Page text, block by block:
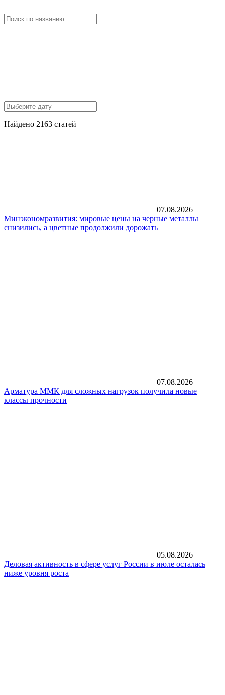
Найдено 2163 статей
07.08.2026
Минэкономразвития: мировые цены на черные металлы
снизились, а цветные продолжили дорожать
07.08.2026
Арматура ММК для сложных нагрузок получила новые
классы прочности
05.08.2026
Деловая активность в сфере услуг России в июле осталась
ниже уровня роста